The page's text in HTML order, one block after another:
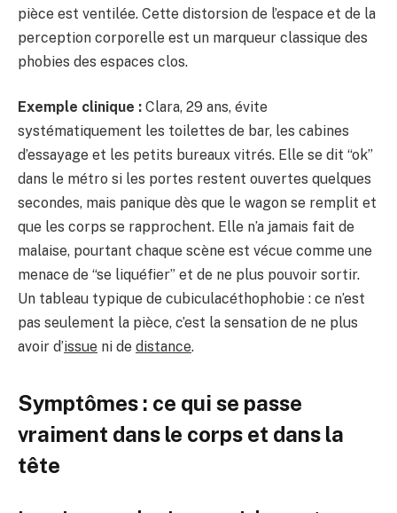
pièce est ventilée. Cette distorsion de l’espace et de la
perception corporelle est un marqueur classique des
phobies des espaces clos.
Exemple clinique : Clara, 29 ans, évite
systématiquement les toilettes de bar, les cabines
d’essayage et les petits bureaux vitrés. Elle se dit “ok”
dans le métro si les portes restent ouvertes quelques
secondes, mais panique dès que le wagon se remplit et
que les corps se rapprochent. Elle n’a jamais fait de
malaise, pourtant chaque scène est vécue comme une
menace de “se liquéfier” et de ne plus pouvoir sortir.
Un tableau typique de cubiculacéthophobie : ce n’est
pas seulement la pièce, c’est la sensation de ne plus
avoir d’issue ni de distance.
Symptômes : ce qui se passe
vraiment dans le corps et dans la
tête